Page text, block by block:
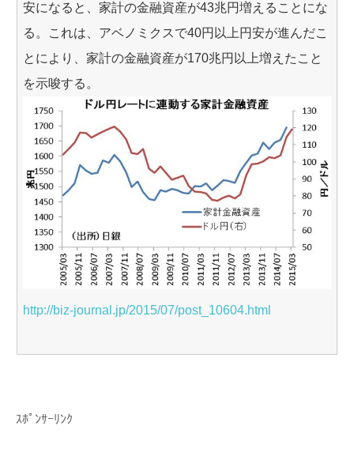
安になると、家計の金融資産が43兆円増えることにな
る。これは、アベノミクスで40円以上円安が進んだこ
とにより、家計の金融資産が170兆円以上増えたこと
を示唆する。
http://biz-journal.jp/2015/07/post_10604.html
ｽﾎﾟﾝｻｰﾘﾝｸ